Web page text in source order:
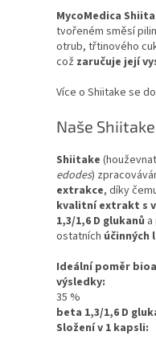
MycoMedica
tvořeném směsí
otrub, třtinového
což zaručuje její
Více o Shiitake se
Naše Shiitake
Shiitake
edodes)
extrakce, díky
kvalitní extrakt s
1,3/1,6 D glukanů
ostatních účinných
Ideální poměr
výsledky:
35 %
beta 1,3/1,6 D
Složení v 1 kapsli: